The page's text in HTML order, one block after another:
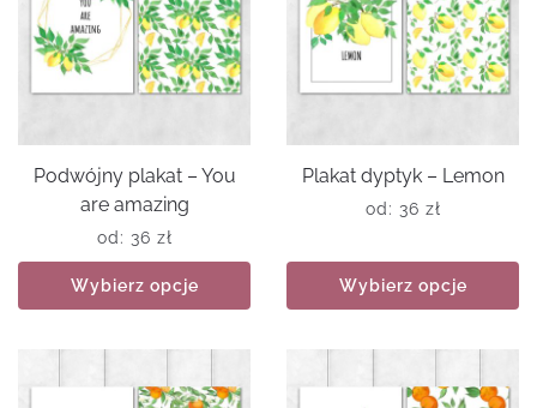
Podwójny plakat – You
are amazing
od: 36 zł
Wybierz opcje
Plakat dyptyk – Lemon
od: 36 zł
Wybierz opcje